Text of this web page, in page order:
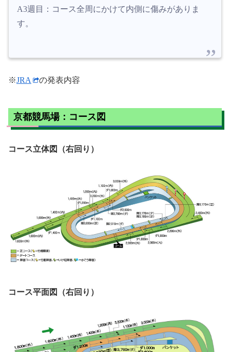
A3週目：コース全周にかけて内側に傷みがありま
す。
※JRA の発表内容
京都競馬場：コース図
コース立体図（右回り）
コース平面図（右回り）